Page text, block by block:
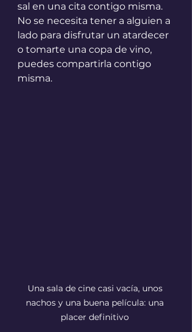
sal en una cita contigo misma.
No se necesita tener a alguien a
lado para disfrutar un atardecer
o tomarte una copa de vino,
puedes compartirla contigo
misma.
Una sala de cine casi vacía, unos
nachos y una buena película: una
placer definitivo